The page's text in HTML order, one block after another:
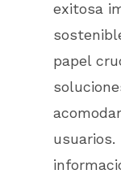
exitosa
papel